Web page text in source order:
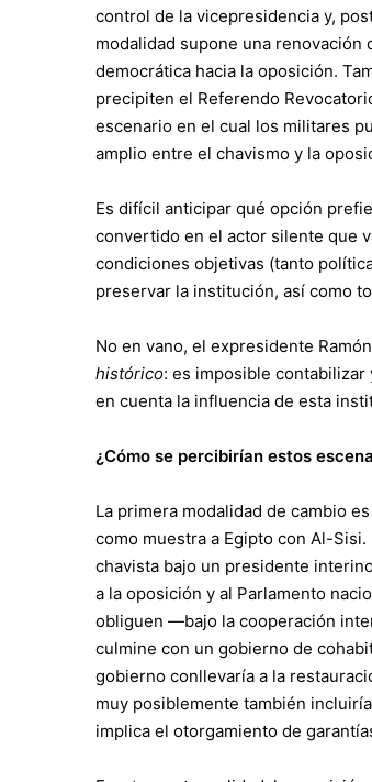
control de la vicepresidencia y,
modalidad supone una
democrática hacia la oposición.
precipiten el Referendo
escenario en el cual los militares
amplio entre el chavismo y la
Es difícil anticipar qué opción
convertido en el actor silente que
condiciones objetivas (tanto
preservar la institución, así como
No en vano, el expresidente
histórico: es imposible
en cuenta la influencia de esta
¿Cómo se percibirían estos
La primera modalidad de cambio
como muestra a Egipto con Al-
chavista bajo un presidente
a la oposición y al Parlamento
obliguen —bajo la cooperación
culmine con un gobierno de
gobierno conllevaría a la
muy posiblemente también
implica el otorgamiento de